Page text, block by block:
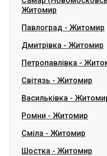
Житомир
Павлоград - Житомир
Дмитрівка - Житомир
Петропавлівка -
Світязь - Житомир
Васильківка -
Ромни - Житомир
Сміла - Житомир
Шостка - Житомир